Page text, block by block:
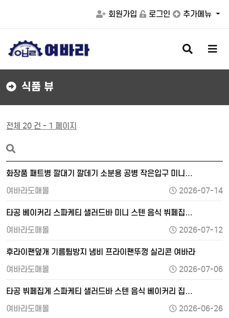
회원가입 로그인 추가메뉴
검
색
버
메
버
식품 뷰
전체 20 건 - 1 페이지
화장품 패트병 깔대기 깔데기 소분용 공병 작은입구 미니…
여바라도매몰
2026-07-14
타공 베이커리 스파케티 샐러드바 미니 스텐 음식 뷔페집…
여바라도매몰
2026-07-12
후라이팬덮개 기름튐방지 냄비 프라이팬뚜껑 실리콘 여바라
여바라도매몰
2026-07-06
타공 뷔페집게 스파케티 샐러드바 스텐 음식 베이커리 집…
여바라도매몰
2026-06-26